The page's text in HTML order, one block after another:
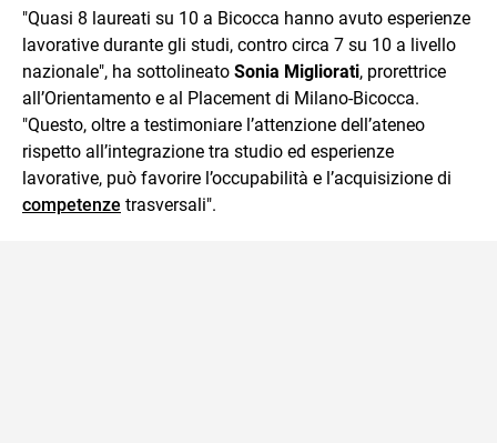
"Quasi 8 laureati su 10 a Bicocca hanno avuto esperienze
lavorative durante gli studi, contro circa 7 su 10 a livello
nazionale", ha sottolineato Sonia Migliorati, prorettrice
all’Orientamento e al Placement di Milano-Bicocca.
"Questo, oltre a testimoniare l’attenzione dell’ateneo
rispetto all’integrazione tra studio ed esperienze
lavorative, può favorire l’occupabilità e l’acquisizione di
competenze trasversali".